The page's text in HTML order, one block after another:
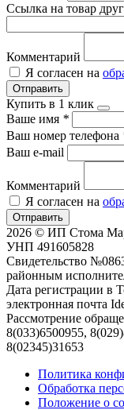
Ссылка на товар
Комментарий
Я согласен на
Отправить
Купить в 1 клик
Ваше имя *
Ваш номер телефона
Ваш e-mail
Комментарий
Я согласен на
Отправить
2026 © ИП Стома
УНП 491605828
Свидетельство
районным
Дата регистрации в
электронная почта
Рассмотрение
8(033)6500955,
8(02345)31653
Политика
Обработка
Положение о